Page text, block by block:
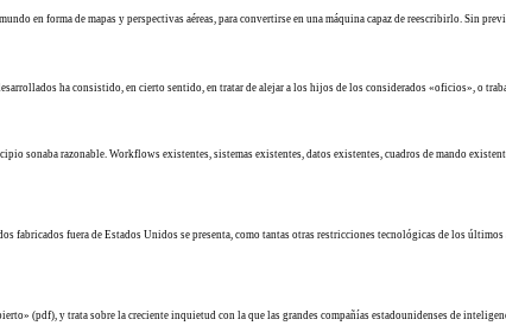
en forma de mapas y perspectivas aéreas, para convertirse en una máquina capaz de reescribirlo. Sin
ha consistido, en cierto sentido, en tratar de alejar a los hijos de los considerados «oficios», o
sonaba razonable. Workflows existentes, sistemas existentes, datos existentes, cuadros de mando
fuera de Estados Unidos se presenta, como tantas otras restricciones tecnológicas de los
(pdf), y trata sobre la creciente inquietud con la que las grandes compañías estadounidenses de